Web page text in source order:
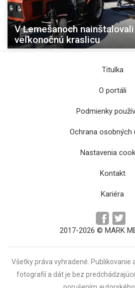
V Lemešanoch
veľkonočnú kraslicu
Titulka
O portáli
Podmienky
Ochrana osobných
Nastavenia
Kontakt
Kariéra
2017-2026 © MARK
Všetky práva vyhradené. Publikovanie
fotografií a dát je bez